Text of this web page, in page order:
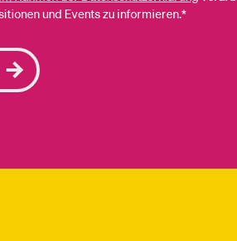
und Events zu informieren.*